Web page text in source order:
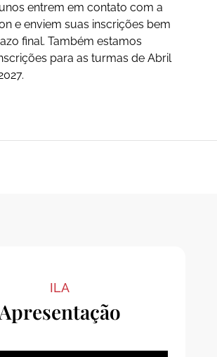
entrem em contato com a
e enviem suas inscrições bem
final. Também estamos
para as turmas de Abril
ILA